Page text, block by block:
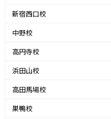
新宿西口校
中野校
高円寺校
浜田山校
高田馬場校
巣鴨校